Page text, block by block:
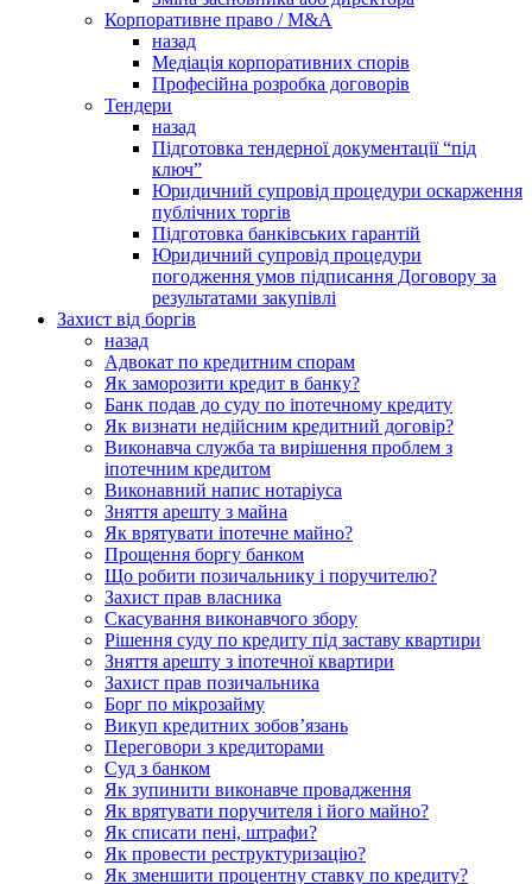
Корпоративне право / M&A
назад
Медіація корпоративних спорів
Професійна розробка договорів
Тендери
назад
Підготовка тендерної документації “під
ключ”
Юридичний супровід процедури оскарження
публічних торгів
Підготовка банківських гарантій
Юридичний супровід процедури
погодження умов підписання Договору за
результатами закупівлі
Захист від боргів
назад
Адвокат по кредитним спорам
Як заморозити кредит в банку?
Банк подав до суду по іпотечному кредиту
Як визнати недійсним кредитний договір?
Виконавча служба та вирішення проблем з
іпотечним кредитом
Виконавний напис нотаріуса
Зняття арешту з майна
Як врятувати іпотечне майно?
Прощення боргу банком
Що робити позичальнику і поручителю?
Захист прав власника
Скасування виконавчого збору
Рішення суду по кредиту під заставу квартири
Зняття арешту з іпотечної квартири
Захист прав позичальника
Борг по мікрозайму
Викуп кредитних зобов’язань
Переговори з кредиторами
Суд з банком
Як зупинити виконавче провадження
Як врятувати поручителя і його майно?
Як списати пені, штрафи?
Як провести реструктуризацію?
Як зменшити процентну ставку по кредиту?